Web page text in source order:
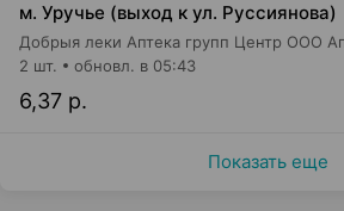
м. Уручье (выход к ул. Руссиянова)
6,37 р.
2 шт. обновл. в 05:43
Показать еще